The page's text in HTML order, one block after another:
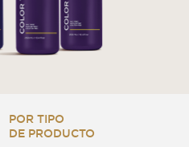
POR TIPO
DE PRODUCTO